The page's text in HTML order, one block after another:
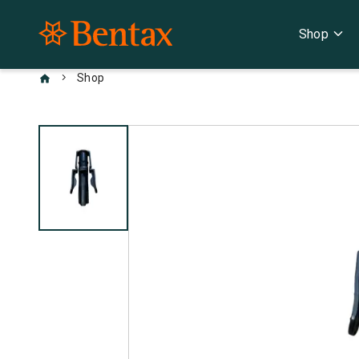
Shop expand_more
chevron_right Shop